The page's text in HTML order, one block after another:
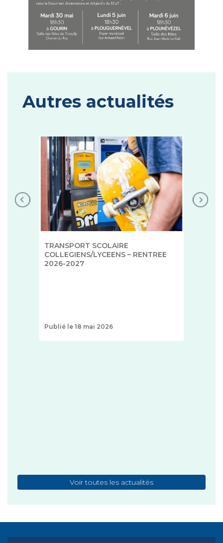
Autres actualités
TRANSPORT SCOLAIRE
COLLEGIENS/LYCEENS – RENTREE
2026-2027
Publié le 18 mai 2026
Voir toutes les actualités